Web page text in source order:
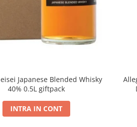
Japanese Blended Whisky
40% 0.5L giftpack
INTRA IN CONT